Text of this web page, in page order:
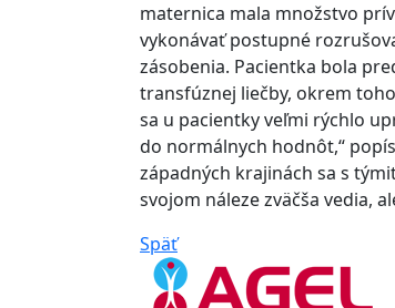
maternica mala množstvo
vykonávať postupné
zásobenia. Pacientka bola
transfúznej liečby, okrem
sa u pacientky veľmi rýchlo
do normálnych hodnôt,“
západných krajinách sa s
svojom náleze zväčša vedia,
Späť